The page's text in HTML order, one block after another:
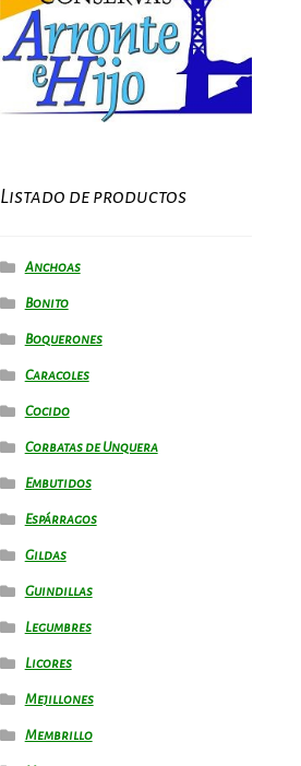
Listado de productos
Anchoas
Bonito
Boquerones
Caracoles
Cocido
Corbatas de Unquera
Embutidos
Espárragos
Gildas
Guindillas
Legumbres
Licores
Mejillones
Membrillo